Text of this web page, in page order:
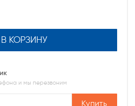
В КОРЗИНУ
и мы перезвоним
Купить